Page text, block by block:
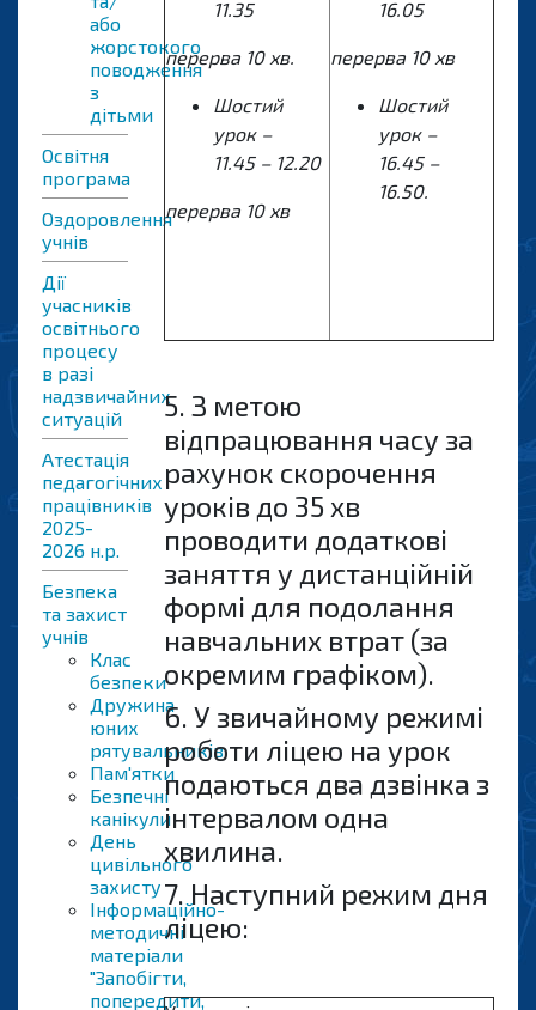
або
жорстокого
поводження
з
дітьми
Освітня
програма
Оздоровлення
учнів
Дії
учасників
освітнього
процесу
в разі
надзвичайних
ситуацій
Атестація
педагогічних
працівників
2025-
2026 н.р.
Безпека
та захист
учнів
Клас
безпеки
Дружина
юних
рятувальників
Пам'ятки
Безпечні
канікули
День
цивільного
захисту
Інформаційно-
методичні
матеріали
"Запобігти,
попередити,
11.35
перерва 10 хв.
Шостий
урок –
11.45– 12.20
перерва 10 хв
16.05
перерва 10 хв
Шостий
урок –
16.45–
16.50.
5. З метою
відпрацювання часу за
рахунок скорочення
уроків до 35 хв
проводити додаткові
заняття у дистанційній
формі для подолання
навчальних втрат (за
окремим графіком).
6. У звичайному режимі
роботи ліцею на урок
подаються два дзвінка з
інтервалом одна
хвилина.
7. Наступний режим дня
ліцею: